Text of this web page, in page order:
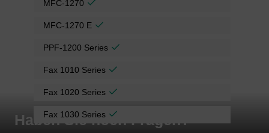
MFC-1270
MFC-1270 E
PPF-1200 Series
Fax 1010 Series
Fax 1020 Series
Fax 1030 Series
Haben Sie noch Fragen?